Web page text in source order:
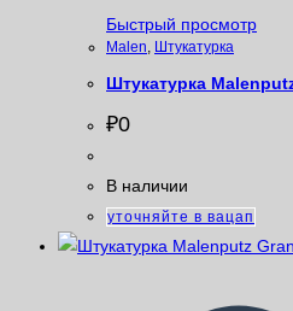
Быстрый просмотр
Malen, Штукатурка
Штукатурка
₽0
В наличии
уточняйте в вацап